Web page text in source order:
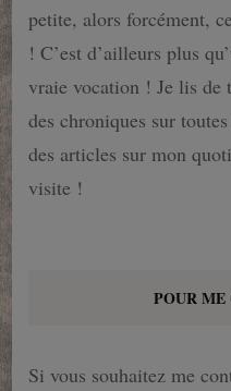
petite, alors forcément,
! C’est d’ailleurs plus
vraie vocation ! Je lis de
des chroniques sur
des articles sur mon
visite !
POUR ME
Si vous souhaitez me